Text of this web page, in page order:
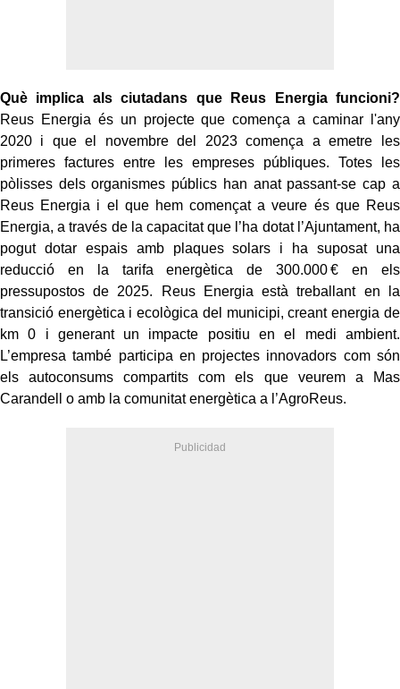
Què implica als ciutadans que Reus Energia funcioni?
Reus Energia és un projecte que comença a caminar l'any
2020 i que el novembre del 2023 comença a emetre les
primeres factures entre les empreses públiques. Totes les
pòlisses dels organismes públics han anat passant-se cap a
Reus Energia i el que hem començat a veure és que Reus
Energia, a través de la capacitat que l’ha dotat l’Ajuntament, ha
pogut dotar espais amb plaques solars i ha suposat una
reducció en la tarifa energètica de 300.000 € en els
pressupostos de 2025. Reus Energia està treballant en la
transició energètica i ecològica del municipi, creant energia de
km 0 i generant un impacte positiu en el medi ambient.
L’empresa també participa en projectes innovadors com són
els autoconsums compartits com els que veurem a Mas
Carandell o amb la comunitat energètica a l’AgroReus.